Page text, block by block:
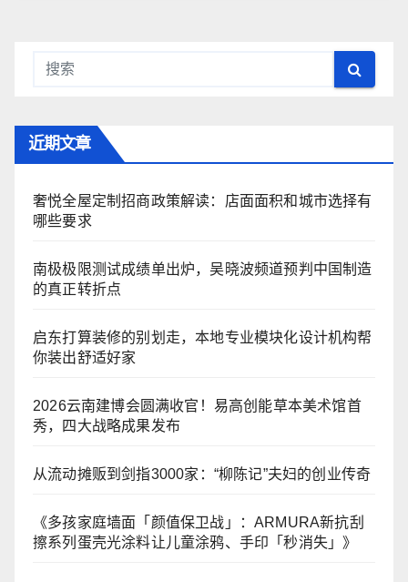
近期文章
奢悦全屋定制招商政策解读：店面面积和城市选择有
哪些要求
南极极限测试成绩单出炉，吴晓波频道预判中国制造
的真正转折点
启东打算装修的别划走，本地专业模块化设计机构帮
你装出舒适好家
2026云南建博会圆满收官！易高创能草本美术馆首
秀，四大战略成果发布
从流动摊贩到剑指3000家：“柳陈记”夫妇的创业传奇
《多孩家庭墙面「颜值保卫战」：ARMURA新抗刮
擦系列蛋壳光涂料让儿童涂鸦、手印「秒消失」》